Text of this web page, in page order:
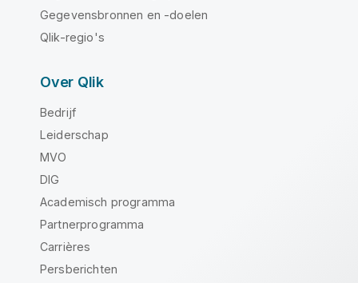
Gegevensbronnen en -doelen
Qlik-regio's
Over Qlik
Bedrijf
Leiderschap
MVO
DIG
Academisch programma
Partnerprogramma
Carrières
Persberichten